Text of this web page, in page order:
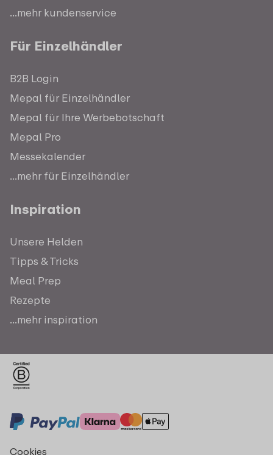
...mehr kundenservice
Für Einzelhändler
B2B Login
Mepal für Einzelhändler
Mepal für Ihre Werbebotschaft
Mepal Pro
Messekalender
...mehr für Einzelhändler
Inspiration
Unsere Helden
Tipps & Tricks
Meal Prep
Rezepte
...mehr inspiration
Cookies